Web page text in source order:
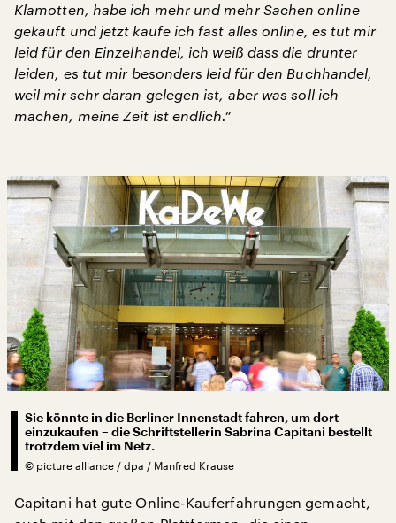
Klamotten, habe ich mehr und mehr Sachen online
gekauft und jetzt kaufe ich fast alles online, es tut mir
leid für den Einzelhandel, ich weiß dass die drunter
leiden, es tut mir besonders leid für den Buchhandel,
weil mir sehr daran gelegen ist, aber was soll ich
machen, meine Zeit ist endlich.“
Sie könnte in die Berliner Innenstadt fahren, um dort
einzukaufen – die Schriftstellerin Sabrina Capitani bestellt
trotzdem viel im Netz.
© picture alliance / dpa / Manfred Krause
Capitani hat gute Online-Kauferfahrungen gemacht,